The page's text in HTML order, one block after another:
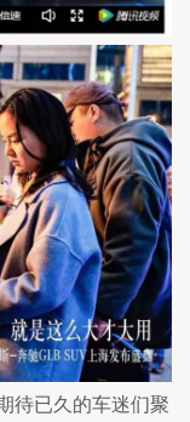
待已久的车迷们聚